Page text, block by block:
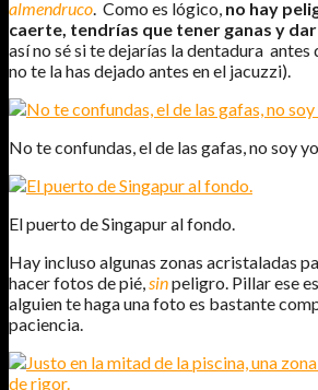
almendruco. Como es lógico, no hay
caerte, tendrías que tener ganas y
así no sé si te dejarías la dentadura
no te la has dejado antes en el jacuzzi).
No te confundas, el de las gafas, no soy
El puerto de Singapur al fondo.
Hay incluso algunas zonas acristaladas
hacer fotos de pié,sinpeligro. Pillar ese
alguien te haga una foto es bastante
paciencia.